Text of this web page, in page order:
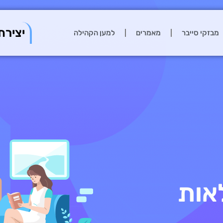
מבזקי סייבר מאמרים למען הקהילה